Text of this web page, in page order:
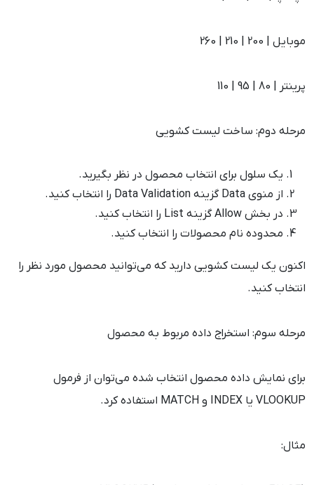
موبایل | 200 | 210 | 260
پرینتر | 80 | 95 | 110
مرحله دوم: ساخت لیست کشویی
یک سلول برای انتخاب محصول در نظر بگیرید.
از منوی Data گزینه Data Validation را انتخاب کنید.
در بخش Allow گزینه List را انتخاب کنید.
محدوده نام محصولات را انتخاب کنید.
اکنون یک لیست کشویی دارید که می‌توانید محصول مورد نظر را
انتخاب کنید.
مرحله سوم: استخراج داده مربوط به محصول
برای نمایش داده محصول انتخاب شده می‌توان از فرمول
VLOOKUP یا INDEX و MATCH استفاده کرد.
مثال: